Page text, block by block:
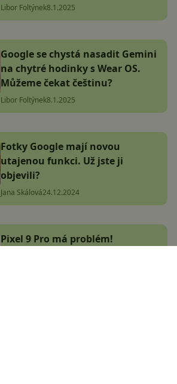
Libor Foltýnek8.1.2025
Google se chystá nasadit Gemini
na chytré hodinky s Wear OS.
Můžeme čekat češtinu?
Libor Foltýnek8.1.2025
Fotky Google mají novou
utajenou funkci. Už jste ji
objevili?
Jana Skálová24.12.2024
Pixel 9 Pro má problém!